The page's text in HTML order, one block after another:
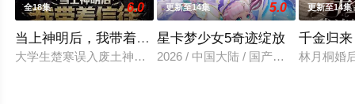
全18集 6.0
当上神明后，我带着信徒干翻了废土
大学生楚寒误入废土神选游戏，新手保护期即将结束，他急中
更新至14集 5.0
星卡梦少女5奇迹绽放
2026 / 中国大陆 / 国产动漫
更新至14集
千金归
林月桐婚